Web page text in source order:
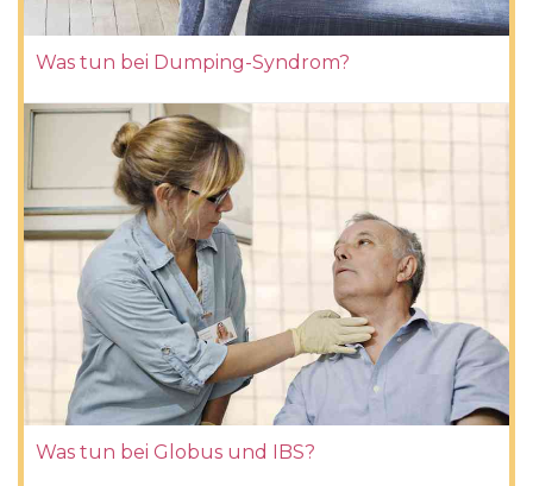
Was tun bei Dumping-Syndrom?
Was tun bei Globus und IBS?